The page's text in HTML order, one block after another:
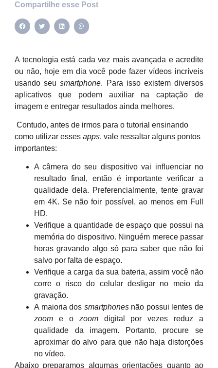
Compartilhe esse Post
A tecnologia está cada vez mais avançada e acredite
ou não, hoje em dia você pode fazer vídeos incríveis
usando seusmartphone. Para isso existem diversos
aplicativos que podem auxiliar na captação de
imagem e entregar resultados ainda melhores.
Contudo, antes de irmos para o tutorial ensinando
como utilizar esses apps, vale ressaltar alguns pontos
importantes:
A câmera do seu dispositivo vai influenciar no
resultado final, então é importante verificar a
qualidade dela. Preferencialmente, tente gravar
em 4K. Se não foir possível, ao menos em Full
HD.
Verifique a quantidade de espaço que possui na
memória do dispositivo. Ninguém merece passar
horas gravando algo só para saber que não foi
salvo por falta de espaço.
Verifique a carga da sua bateria, assim você não
corre o risco do celular desligar no meio da
gravação.
A maioria dos smartphones não possui lentes de
zoom e o zoom digital por vezes reduz a
qualidade da imagem. Portanto, procure se
aproximar do alvo para que não haja distorções
no vídeo.
Abaixo preparamos algumas orientações quanto ao